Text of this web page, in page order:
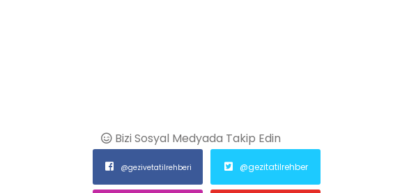
Bizi Sosyal Medyada Takip Edin
@gezivetatilrehberi @gezitatilrehber